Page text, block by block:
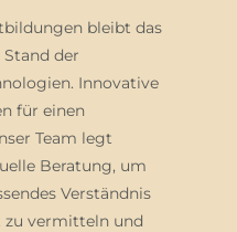
bleibt das
der
Innovative
für einen
Team legt
Beratung, um
Verständnis
zu vermitteln und